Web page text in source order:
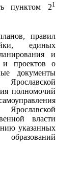
пунктом 21
правил
единых
и
и проектов о
документы
полномочий
власти
указанных